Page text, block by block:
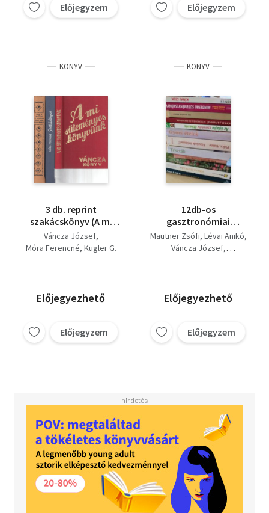
Előjegyzem Előjegyzem
KÖNYV
3 db. reprint
szakácskönyv (A mi
süteményeskönyvünk
+ Móra Ferencné
cukrászat)
Váncza József
Móra Ferencné Kugler G.
Előjegyezhető
Előjegyzem
KÖNYV
12db-os
gasztronómiai
könyvcsomag:
Különleges receptek,
Tészták, Gyors ételek,
Főzzünk örömmel, Az
étkezés, Sütemények
és édességek, Úri
Mautner Zsófi Lévai Anikó
Váncza József
Dr. Oetker
Előjegyezhető
Előjegyzem